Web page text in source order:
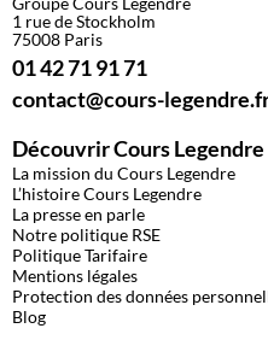
1 rue de Stockholm
75008 Paris
01 42 71 91 71
contact@cours-
Découvrir Cours Legendre
La mission du Cours Legendre
L’histoire Cours Legendre
La presse en parle
Notre politique RSE
Politique Tarifaire
Mentions légales
Protection des données
Blog